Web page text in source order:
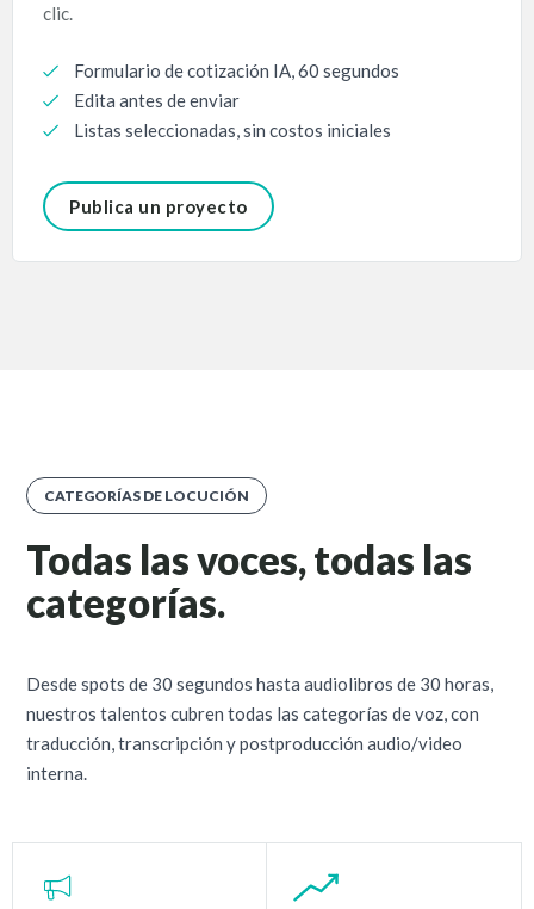
clic.
Formulario de cotización IA, 60 segundos
Edita antes de enviar
Listas seleccionadas, sin costos iniciales
Publica un proyecto
CATEGORÍAS DE LOCUCIÓN
Todas las voces, todas las
categorías.
Desde spots de 30 segundos hasta audiolibros de 30 horas,
nuestros talentos cubren todas las categorías de voz, con
traducción, transcripción y postproducción audio/video
interna.